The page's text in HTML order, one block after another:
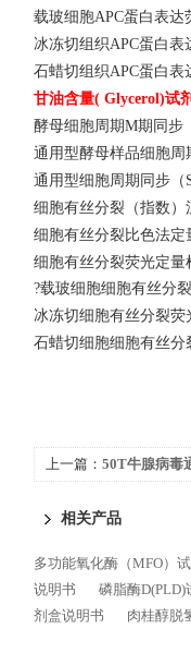
载玻细胞APC蛋白表达
冰冻切组织APC蛋白表
石蜡切组织APC蛋白表
甘油含量( Glycerol)试
酵母细胞周期M期同步
通用型酵母样品细胞周
通用型细胞周期同步（
细胞有丝分裂（指数
细胞有丝分裂比色法定
细胞有丝分裂荧光定量
?载玻细胞细胞有丝分
冰冻切细胞有丝分裂
石蜡切细胞细胞有丝
上一篇： 50T牛腺病毒
相关产品
多功能氧化酶（MFO）
说明书
磷脂酶D(PLD)
剂盒说明书
肉桂醇脱